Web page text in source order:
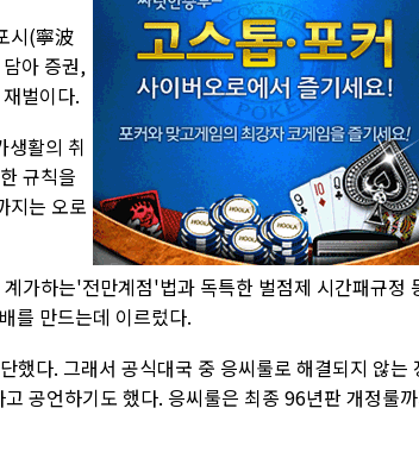
시(寧波
아 증권,
벌이다.
생활의 취
규칙을
지는 오로
가하는'전만계점'법과 독특한 벌점제 시간패규정
를 만드는데 이르렀다.
했다. 그래서 공식대국 중 응씨룰로 해결되지 않는
공언하기도 했다. 응씨룰은 최종 96년판 개정룰